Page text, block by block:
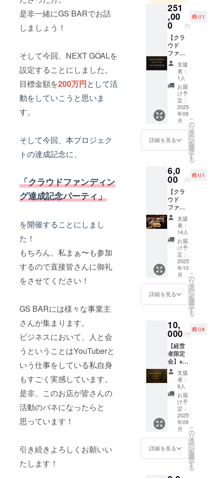
是非一緒にGS BARでお話
しましょう！
そして今回、NEXT GOALを
設定することにしました。
目標金額を200万円として活
動をしていこうと思いま
す。
そして今回、本プロジェク
トの達成記念に、
「クラウドファンディン
グ達成記念パーティ」
を開催することにしまし
た！
もちろん、私まぁ〜も参加
するので直接皆さんに御礼
をさせてください！
GS BARには様々な事業主
さんが集まります。
ビジネスにおいて、人と会
うということはYouTuberと
いう仕事をしている私自身
もすごく実感しています。
是非、このお店が皆さんの
活動のバネになったらと
思っています！
引き続きよろしくお願いい
たします！
ラインサロ
ンを運営し
ていて700名
が在籍。
251
,00
0 円
残り1
【クラ
ウド
ファン
ディン
グ限
定！特
別VIP会
員チ
ケッ
ト】再
販分 通
常、90
分飲み
放題
4000円
を１年
に何度
でも提
供しま
す。
※90分以
上の場
合は自
動延長
で1時間
2000円
かかり
ます。
※当VIP
会員権
は１日
に１
度、初
使用可
能で
す。 ※
有料メ
ニュー
に関し
ては別
途料金
がかか
ります
※有効期
限は
2025年
9月～
2026年
8月で
す。 プ
支援
者：
1人
お届
け予
定：
2025
年09
月
詳細を見る
こ
の
リ
タ
ー
ン
を
選
択
す
る
6,0
00 円
残り1
【クラ
ウド
ファン
ディン
グ達成
記念
パー
ティー
】※15名
限定 ま
さかの
初日に
達成！
記念
パー
ティー
しま
す。 ※
まぁ～
も参加
します
皆でお
祝いし
ましょ
う！
【日
時】10
月4日18
～21時
【場
所】GS
BAR ※
出入り
支援
者：
14人
お届
け予
定：
2025
年10
月
詳細を見る
こ
の
リ
タ
ー
ン
を
選
択
す
る
10,
000 円
残り6
【経営
者限定
会】※15
名限定
経営者
のみ限
定の
パー
ティー
を開催
しま
す。
まぁ～
も参加
しま
す。 個
支援
者：
9人
お届
け予
定：
2025
年09
月
詳細を見る
こ
の
リ
タ
ー
ン
を
選
択
す
る